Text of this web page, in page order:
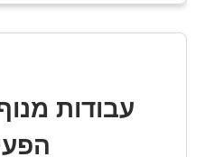
עבודות